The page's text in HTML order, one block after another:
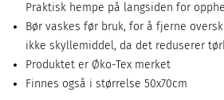
Praktisk hempe på langsiden for
Bør vaskes før bruk, for å fjerne
ikke skyllemiddel, da det reduserer
Produktet er Øko-Tex merket
Finnes også i størrelse 50x70cm